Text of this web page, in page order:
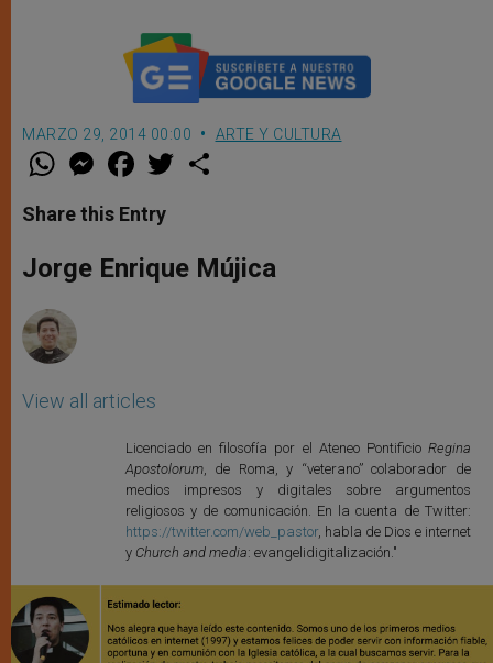
MARZO 29, 2014 00:00 ARTE Y CULTURA
W
t
s
p
p
M
e
s
e
g
e
F
a
e
b
o
k
w
r
Share this Entry
Jorge Enrique Mújica
View all articles
Licenciado en filosofía por el Ateneo Pontificio Regina
Apostolorum, de Roma, y “veterano” colaborador de
medios impresos y digitales sobre argumentos
religiosos y de comunicación. En la cuenta de Twitter:
https://twitter.com/web_pastor, habla de Dios e internet
y Church and media: evangelidigitalización."